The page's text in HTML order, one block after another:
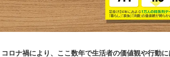
コロナ禍により、ここ数年で生活者の価値観や行動